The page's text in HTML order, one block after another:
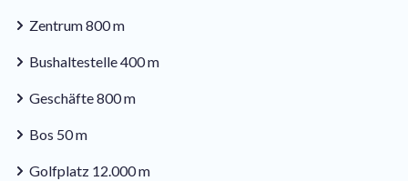
Zentrum 800 m
Bushaltestelle 400 m
Geschäfte 800 m
Bos 50 m
Golfplatz 12.000 m